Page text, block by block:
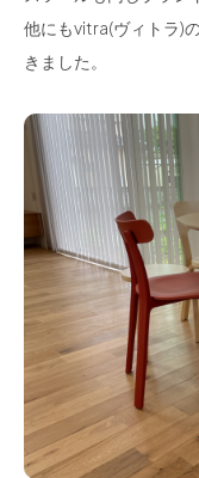
他にもvitra(ヴィトラ)
きました。